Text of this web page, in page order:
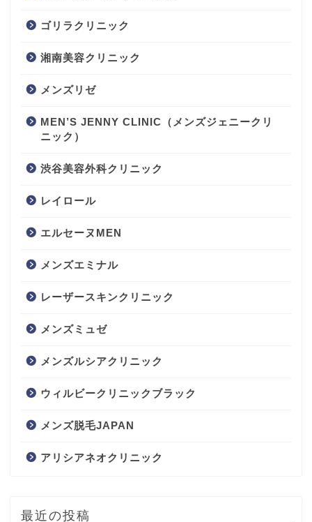
ゴリラクリニック
湘南美容クリニック
メンズリゼ
MEN’S JENNY CLINIC（メンズジェニークリ
ニック）
渋谷美容外科クリニック
レイロール
エルセーヌMEN
メンズエミナル
レーザースキンクリニック
メンズミュゼ
メンズルシアクリニック
ウィルビークリニックブラック
メンズ脱毛JAPAN
アリシアネオクリニック
最近の投稿